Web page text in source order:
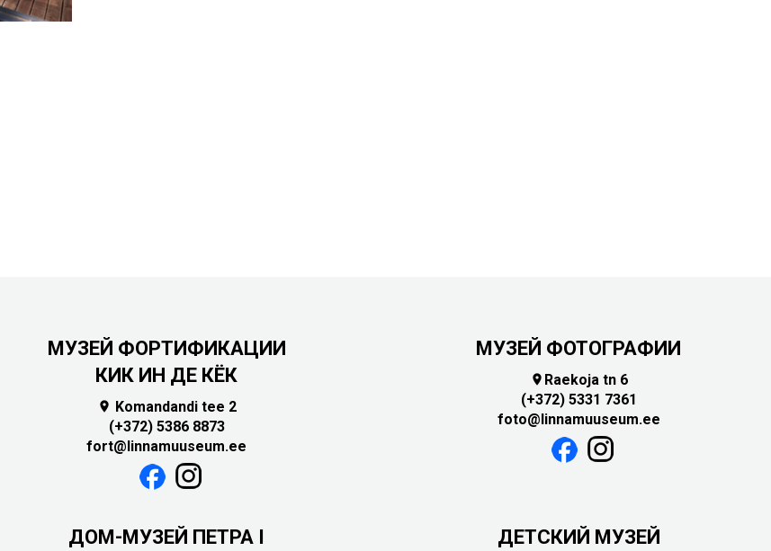
МУЗЕЙ ФОРТИФИКАЦИИ
КИК ИН ДЕ КЁК
 Komandandi tee 2
(+372) 5386 8873
fort@linnamuuseum.ee
МУЗЕЙ ФОТОГРАФИИ
 Raekoja tn 6
(+372) 5331 7361
foto@linnamuuseum.ee
ДОМ-МУЗЕЙ ПЕТРА I
ДЕТСКИЙ МУЗЕЙ